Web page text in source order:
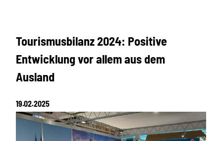
Tourismusbilanz 2024: Positive
Entwicklung vor allem aus dem
Ausland
19.02.2025